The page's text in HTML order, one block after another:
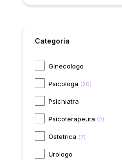
Categoria
Ginecologo
Psicologa (20)
Psichiatra
Psicoterapeuta (2)
Ostetrica (7)
Urologo